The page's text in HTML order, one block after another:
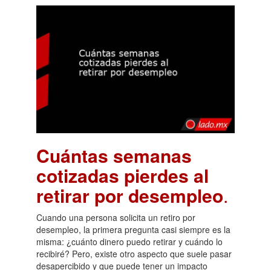
Cuántas semanas
cotizadas pierdes al
retirar por desempleo.
Cuando una persona solicita un retiro por
desempleo, la primera pregunta casi siempre es la
misma: ¿cuánto dinero puedo retirar y cuándo lo
recibiré? Pero, existe otro aspecto que suele pasar
desapercibido y que puede tener un impacto